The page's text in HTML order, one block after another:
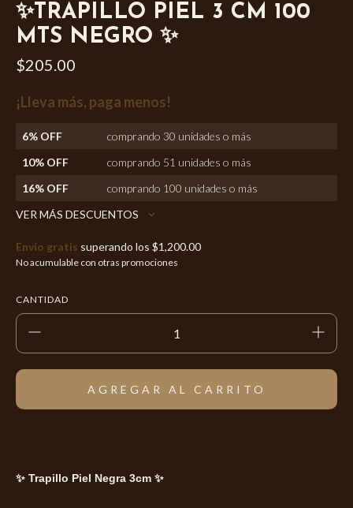
✨TRAPILLO PIEL 3 CM 100
MTS NEGRO ✨
$205.00
¡Lleva más, paga menos!
6% OFF
comprando 30 unidades o más
10% OFF
comprando 51 unidades o más
16% OFF
comprando 100 unidades o más
VER MÁS DESCUENTOS
Envío gratis superando los $1,200.00
No acumulable con otras promociones
CANTIDAD
✨ Trapillo Piel Negra 3cm ✨